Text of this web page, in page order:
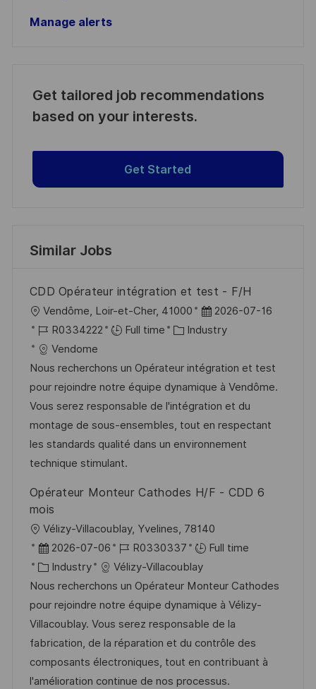
Manage alerts
Get tailored job recommendations
based on your interests.
Get Started
Similar Jobs
CDD Opérateur intégration et test - F/H
L
o
c
a
t
i
o
n
Vendôme, Loir-et-Cher, 41000
P
o
t
e
d
D
a
2026-07-16
J
o
b
I
d
R0334222 Full time
C
t
e
g
o
r
Industry
Vendome
Nous recherchons un Opérateur intégration et test
pour rejoindre notre équipe dynamique à Vendôme.
Vous serez responsable de l'intégration et du
montage de sous-ensembles, tout en respectant
les standards qualité dans un environnement
technique stimulant.
Opérateur Monteur Cathodes H/F - CDD 6
mois
L
o
c
a
t
i
o
n
Vélizy-Villacoublay, Yvelines, 78140
P
o
s
t
e
d
D
a
2026-07-06
J
o
b
I
d
R0330337
Full time
C
a
t
e
g
o
r
Industry
Vélizy-Villacoublay
Nous recherchons un Opérateur Monteur Cathodes
pour rejoindre notre équipe dynamique à Vélizy-
Villacoublay. Vous serez responsable de la
fabrication, de la réparation et du contrôle des
composants électroniques, tout en contribuant à
l'amélioration continue de nos processus.